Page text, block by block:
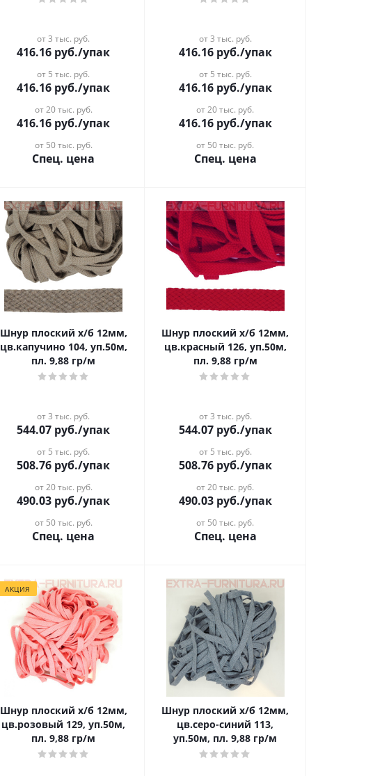
от 3 тыс. руб.
416.16 руб./упак
от 5 тыс. руб.
416.16 руб./упак
от 20 тыс. руб.
416.16 руб./упак
от 50 тыс. руб.
Спец. цена
от 3 тыс. руб.
416.16руб./упак
от 5 тыс. руб.
416.16руб./упак
от 20 тыс. руб.
416.16руб./упак
от 50 тыс. руб.
Спец. цена
Шнур плоский х/б 12мм,
цв.капучино 104, уп.50м,
пл. 9,88 гр/м
от 3 тыс. руб.
544.07 руб./упак
от 5 тыс. руб.
508.76 руб./упак
от 20 тыс. руб.
490.03 руб./упак
от 50 тыс. руб.
Спец. цена
Шнур плоский х/б 12мм,
цв.красный 126, уп.50м,
пл. 9,88 гр/м
от 3 тыс. руб.
544.07руб./упак
от 5 тыс. руб.
508.76руб./упак
от 20 тыс. руб.
490.03руб./упак
от 50 тыс. руб.
Спец. цена
АКЦИЯ
Шнур плоский х/б 12мм,
цв.розовый 129, уп.50м,
пл. 9,88 гр/м
Шнур плоский х/б 12мм,
цв.серо-синий 113,
уп.50м, пл. 9,88 гр/м